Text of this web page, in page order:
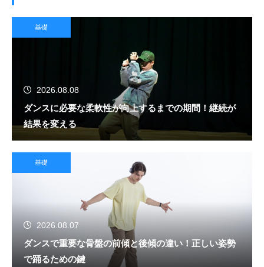
基礎
2026.08.08
ダンスに必要な柔軟性が向上するまでの期間！継続が
結果を変える
基礎
2026.08.07
ダンスで重要な骨盤の前傾と後傾の違い！正しい姿勢
で踊るための鍵